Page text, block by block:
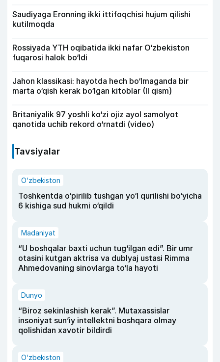
Saudiyaga Eronning ikki ittifoqchisi hujum qilishi
kutilmoqda
Rossiyada YTH oqibatida ikki nafar O‘zbekiston
fuqarosi halok bo‘ldi
Jahon klassikasi: hayotda hech bo‘lmaganda bir
marta o‘qish kerak bo‘lgan kitoblar (II qism)
Britaniyalik 97 yoshli ko‘zi ojiz ayol samolyot
qanotida uchib rekord o‘rnatdi (video)
Tavsiyalar
O‘zbekiston
Toshkentda o‘pirilib tushgan yo‘l qurilishi bo‘yicha
6 kishiga sud hukmi o‘qildi
Madaniyat
“U boshqalar baxti uchun tug‘ilgan edi”. Bir umr
otasini kutgan aktrisa va dublyaj ustasi Rimma
Ahmedovaning sinovlarga to‘la hayoti
Dunyo
“Biroz sekinlashish kerak”. Mutaxassislar
insoniyat sun’iy intellektni boshqara olmay
qolishidan xavotir bildirdi
O‘zbekiston